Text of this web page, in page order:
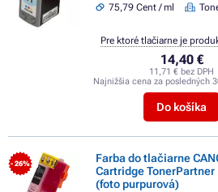
75,79 Cent / ml
14,40 €
11,71 € bez DPH
Najnižšia cena za posledných
Do košíka
Pre ktoré tlačiarne je
- 26%
Farba do tlačiarne
Cartridge
(foto purpurová)